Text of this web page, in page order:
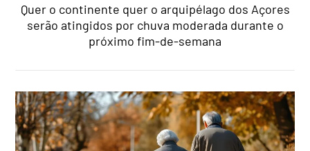
Quer o continente quer o arquipélago dos Açores
serão atingidos por chuva moderada durante o
próximo fim-de-semana